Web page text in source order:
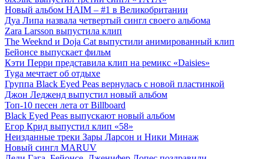
Новый альбом HAIM – #1 в Великобритании
Дуа Липа назвала четвертый сингл своего альбома
Zara Larsson выпустила клип
The Weeknd и Doja Cat выпустили анимированный клип
Бейонсе выпускает фильм
Кэти Перри представила клип на ремикс «Daisies»
Tyga мечтает об отдыхе
Группа Black Eyed Peas вернулась с новой пластинкой
Джон Ледженд выпустил новый альбом
Топ-10 песен лета от Billboard
Black Eyed Peas выпускают новый альбом
Егор Крид выпустил клип «58»
Неизданные треки Зары Ларсон и Ники Минаж
Новый сингл MARUV